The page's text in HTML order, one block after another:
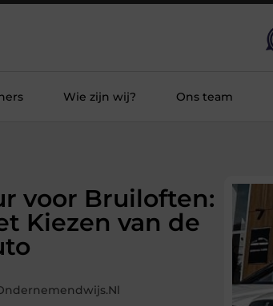
Wie zijn wij? Ons team
voor Bruiloften:
Kiezen van de